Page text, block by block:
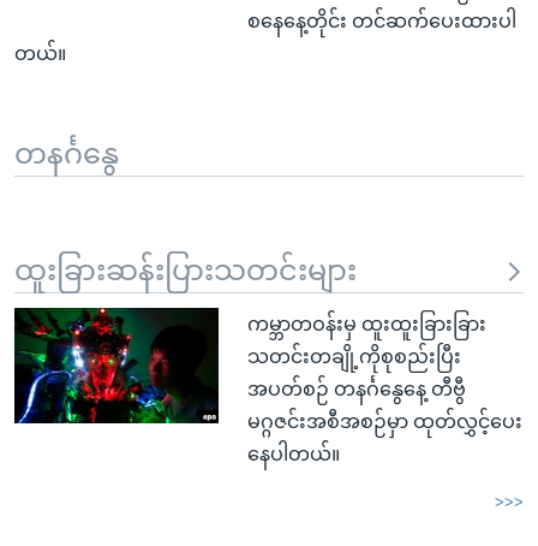
စနေနေ့တိုင်း တင်ဆက်ပေးထားပါ
တယ်။
တနင်္ဂနွေ
ထူးခြားဆန်းပြားသတင်းများ
ကမ္ဘာတဝန်းမှ ထူးထူးခြားခြား
သတင်းတချို့ကိုစုစည်းပြီး
အပတ်စဉ် တနင်္ဂနွေနေ့ တီဗွီ
မဂ္ဂဇင်းအစီအစဉ်မှာ ထုတ်လွှင့်ပေး
နေပါတယ်။
>>>